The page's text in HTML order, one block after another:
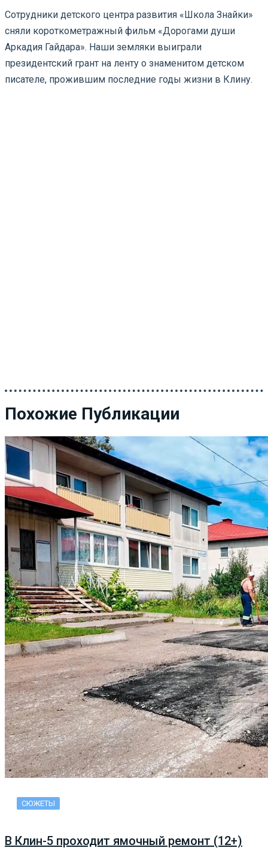
Сотрудники детского центра развития «Школа Знайки»
сняли короткометражный фильм «Дорогами души
Аркадия Гайдара». Наши земляки выиграли
президентский грант на ленту о знаменитом детском
писателе, прожившим последние годы жизни в Клину.
Похожие Публикации
СЮЖЕТЫ
В Клин-5 проходит ямочный ремонт (12+)